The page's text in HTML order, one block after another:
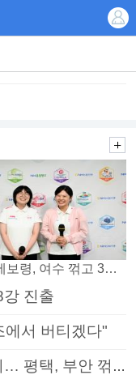
OK 만세보령, 여수 꺾고 3연패 탈출
진출
에서 버티겠다"
김주아·이민진·허서현 전원 승리… 평택, 부안 꺾고 5연승